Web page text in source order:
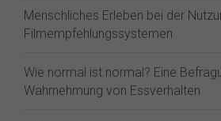
Menschliches Erleben bei der
Filmempfehlungssystemen
Wie normal ist normal? Eine
Wahrnehmung von Essverhalten